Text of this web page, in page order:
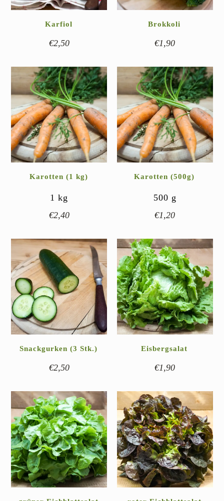
Karfiol
€2,50
Brokkoli
€1,90
Karotten (1 kg)
1kg
€2,40
Karotten (500g)
500 g
€1,20
Snackgurken (3 Stk.)
€2,50
Eisbergsalat
€1,90